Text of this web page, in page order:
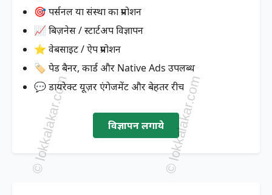
🎯 पर्सनल या संस्था का प्रमोशन
📈 बिज़नेस / स्टार्टअप विज्ञापन
⭐ वेबसाइट / ऐप प्रमोशन
🏷️ पेड बैनर, कार्ड और Native Ads उपलब्ध
💬 डायरेक्ट यूज़र एंगेजमेंट और बेहतर रीच
विज्ञापन लगाये